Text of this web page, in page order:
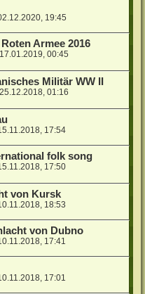
19:45
Armee 2016
17.01.2019, 00:45
Militär WW II
25.12.2018, 01:16
17:54
folk song
17:50
von Kursk
18:53
von Dubno
17:41
17:01